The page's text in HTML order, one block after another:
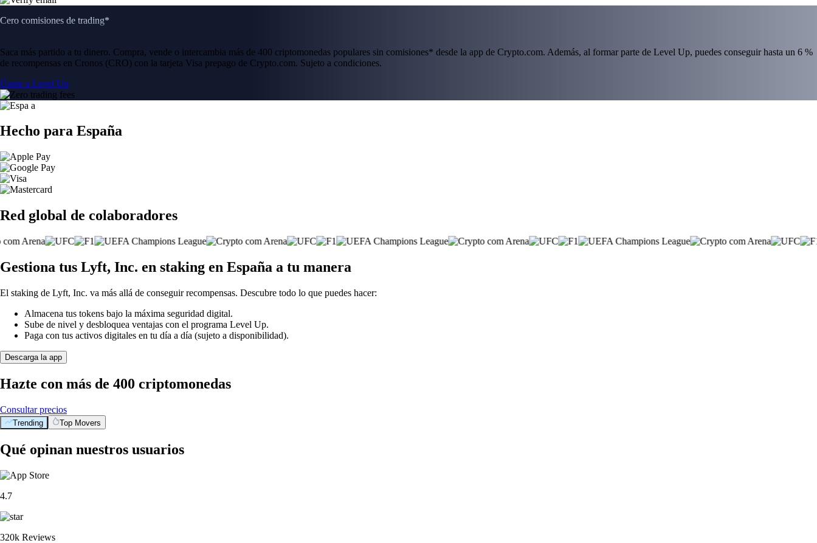
Cero comisiones de trading*
Saca más partido a tu dinero. Compra, vende o intercambia más de 400 criptomonedas populares sin comisiones* desde la app de Crypto.com. Además, al formar parte de Level Up, puedes conseguir hasta un 6 %
de recompensas en Cronos (CRO) con la tarjeta Visa prepago de Crypto.com. Sujeto a condiciones.
Únete a Level Up
Hecho para España
Red global de colaboradores
Gestiona tus Lyft, Inc. en staking en España a tu manera
El staking de Lyft, Inc. va más allá de conseguir recompensas. Descubre todo lo que puedes hacer:
Almacena tus tokens bajo la máxima seguridad digital.
Sube de nivel y desbloquea ventajas con el programa Level Up.
Paga con tus activos digitales en tu día a día (sujeto a disponibilidad).
Descarga la app
Hazte con más de 400 criptomonedas
Consultar precios
Trending Top Movers
Qué opinan nuestros usuarios
4.7
320k Reviews